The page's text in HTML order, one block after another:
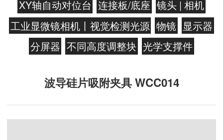
XY轴自动对位台 连接板/底座 镜头 | 相机
工业显微镜相机丨视觉检测光源 物镜 显示器
分屏器 不同高度调整块 光学支撑件
波导硅片吸附夹具 WCC014